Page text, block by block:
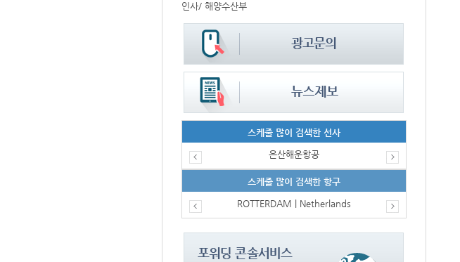
인사/ 해양수산부
스케줄 많이 검색한 선사
은산해운항공
스케줄 많이 검색한 항구
ROTTERDAM | Netherlands